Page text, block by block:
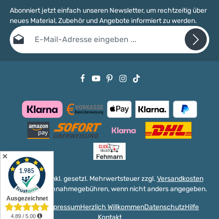
Abonniert jetzt einfach unseren Newsletter, um rechtzeitig über
neues Material, Zubehör und Angebote informiert zu werden.
E-Mail-Adresse*
Datenschutzbestimmungenzur Kenntnis genommen
Alle Preise inkl. gesetzl. Mehrwertsteuer zzgl. Versandkosten
und ggf. Nachnahmegebühren, wenn nicht anders angegeben.
VersandImpressumHerzlich WillkommenDatenschutzHilfe
✕